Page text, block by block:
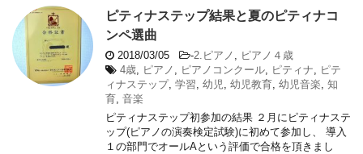
ピティナステップ結果と夏のピティナコ
ンペ選曲
2018/03/05 -2.ピアノ , ピアノ４歳
4歳, ピアノ , ピアノコンクール, ピティナ, ピテ
ィナステップ, 学習, 幼児, 幼児教育, 幼児音楽, 知
育, 音楽
ピティナステップ初参加の結果 ２月にピティナステ
ップ(ピアノの演奏検定試験)に初めて参加し、 導入
１の部門でオールAという評価で合格を頂きまし